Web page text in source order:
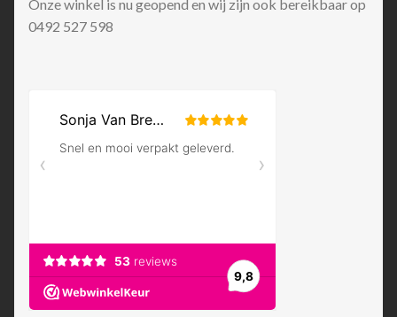
Onze winkel is nu geopend en wij zijn ook bereikbaar op
0492 527 598